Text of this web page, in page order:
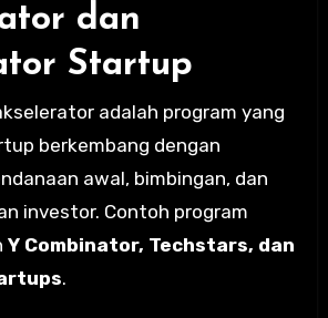
dan
Startup
adalah program yang
berkembang dengan
awal, bimbingan, dan
investor. Contoh program
Y Combinator, Techstars, dan
.